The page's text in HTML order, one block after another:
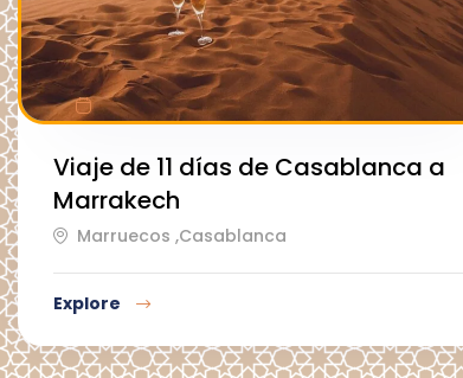
Viaje de 11 días de Casablanca a
Marrakech
Marruecos ,Casablanca
Explore